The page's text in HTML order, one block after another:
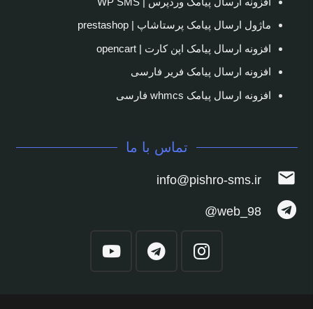
ماژول ارسال پیامک پرستاشاپ | prestashop
افزونه ارسال پیامک اپن کارت | opencart
افزونه ارسال پیامک فریر فارسی
افزونه ارسال پیامک whmcs فارسی
تماس با ما
mail
info@pishro-sms.ir
web_98@